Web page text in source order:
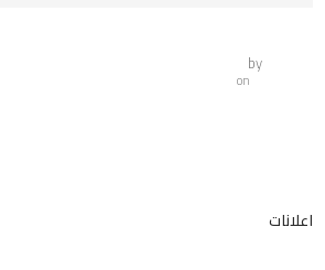
by
on
اعلانات